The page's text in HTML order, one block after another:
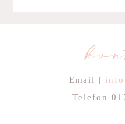
Email |
Telefon